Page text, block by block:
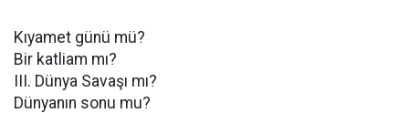
Kıyamet günü mü?
Bir katliam mı?
III. Dünya Savaşı mı?
Dünyanın sonu mu?